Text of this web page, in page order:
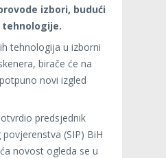
izbori, budući
tehnologije.
tehnologija u izborni
birače će na
novi izgled
predsjednik
(SIP) BiH
novost ogleda se u